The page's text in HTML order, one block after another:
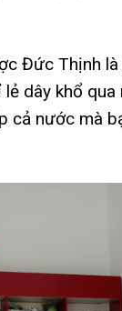
Đức Thịnh
dây khổ
cả nước mà